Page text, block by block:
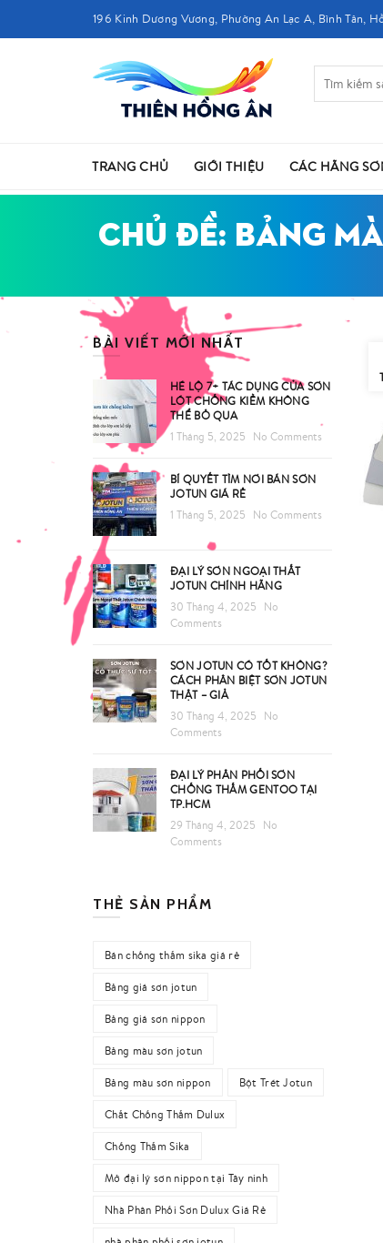
196 Kinh Dương Vương, Phường An Lạc A, Bình Tân,
TRANG CHỦ GIỚI THIỆU CÁC HÃNG
CHỦ ĐỀ: BẢNG
BÀI VIẾT MỚI NHẤT
HÉ LỘ 7+ TÁC DỤNG CỦA SƠN
LÓT CHỐNG KIỀM KHÔNG
THỂ BỎ QUA
1 Tháng 5, 2025
No Comments
BÍ QUYẾT TÌM NƠI BÁN SƠN
JOTUN GIÁ RẺ
1 Tháng 5, 2025
No Comments
ĐẠI LÝ SƠN NGOẠI THẤT
JOTUN CHÍNH HÃNG
30 Tháng 4, 2025
No
Comments
SƠN JOTUN CÓ TỐT KHÔNG?
CÁCH PHÂN BIỆT SƠN JOTUN
THẬT – GIẢ
30 Tháng 4, 2025
No
Comments
ĐẠI LÝ PHÂN PHỐI SƠN
CHỐNG THẤM GENTOO TẠI
TP.HCM
29 Tháng 4, 2025
No
Comments
THẺ SẢN PHẨM
Bán chống thấm sika giá rẻ
Bảng giá sơn jotun
Bảng giá sơn nippon
Bảng màu sơn jotun
Bảng màu sơn nippon Bột Trét Jotun
Chất Chống Thấm Dulux
Chống Thấm Sika
Mở đại lý sơn nippon tại Tây ninh
Nhà Phân Phối Sơn Dulux Giá Rẻ